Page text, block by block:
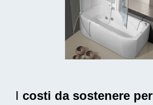
I costi da sostenere per